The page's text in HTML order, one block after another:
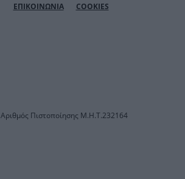
ΕΠΙΚΟΙΝΩΝΙΑ COOKIES
Αριθμός Πιστοποίησης Μ.Η.Τ.232164